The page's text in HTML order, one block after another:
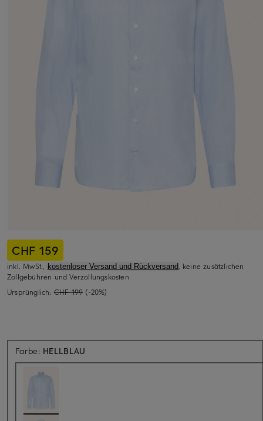
CHF 159
inkl. MwSt., kostenloser Versand und Rückversand, keine zusätzlichen
Zollgebühren und Verzollungskosten
Ursprünglich: CHF 199 (-20%)
Farbe: HELLBLAU